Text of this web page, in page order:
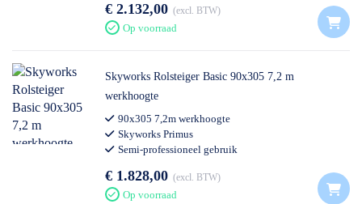
€ 2.132,00 excl. BTW
Op voorraad
Skyworks Rolsteiger Basic 90x305 7,2 m
werkhoogte
90x305 7,2m werkhoogte
Skyworks Primus
Semi-professioneel gebruik
€ 1.828,00 excl. BTW
Op voorraad